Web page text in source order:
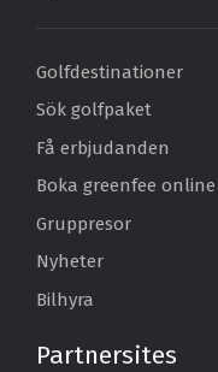
Golfdestinationer
Sök golfpaket
Få erbjudanden
Boka greenfee online
Gruppresor
Nyheter
Bilhyra
Partnersites